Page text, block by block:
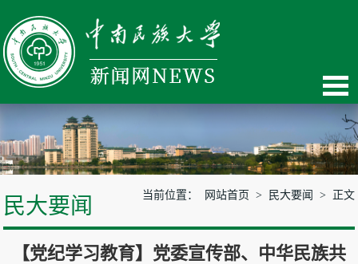
民大要闻 当前位置： 网站首页 > 民大要闻 > 正文
【党纪学习教育】党委宣传部、中华民族共